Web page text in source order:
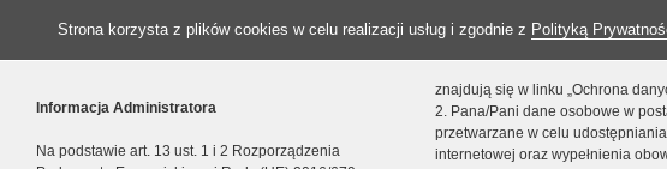
Strona korzysta z plików cookies w celu realizacji usług i zgodnie z Polityką
Informacja Administratora
Na podstawie art. 13 ust. 1 i 2 Rozporządzenia
znajdują się w linku „Ochrona
2. Pana/Pani dane osobowe w
przetwarzane w celu
internetowej oraz wypełnienia